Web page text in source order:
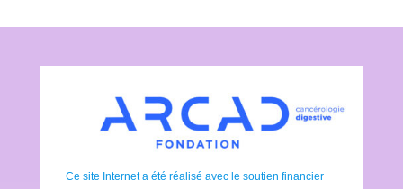
Ce site Internet a été réalisé avec le soutien financier